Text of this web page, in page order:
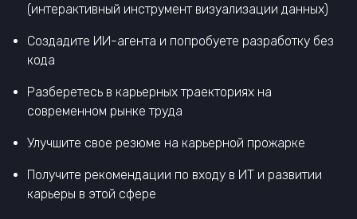
(интерактивный инструмент визуализации данных)
Создадите ИИ-агента и попробуете разработку без
кода
Разберетесь в карьерных траекториях на
современном рынке труда
Улучшите свое резюме на карьерной прожарке
Получите рекомендации по входу в ИТ и развитии
карьеры в этой сфере